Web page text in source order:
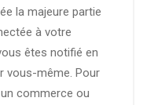
la majeure partie
à votre
êtes notifié en
vous-même. Pour
commerce ou